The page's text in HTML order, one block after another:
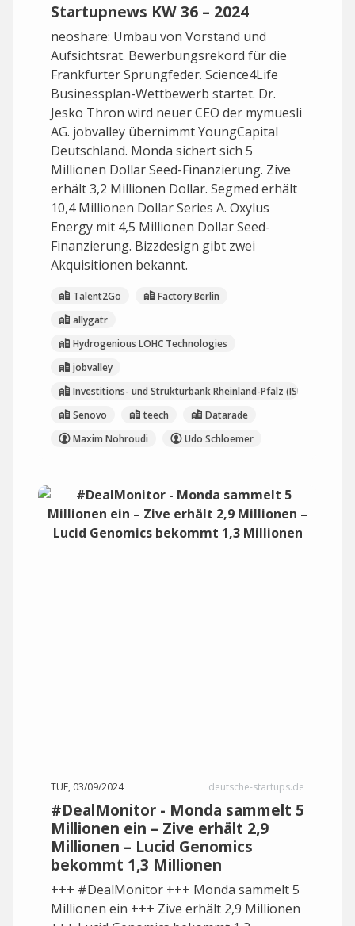
Startupnews KW 36 – 2024
neoshare: Umbau von Vorstand und
Aufsichtsrat. Bewerbungsrekord für die
Frankfurter Sprungfeder. Science4Life
Businessplan-Wettbewerb startet. Dr.
Jesko Thron wird neuer CEO der mymuesli
AG. jobvalley übernimmt YoungCapital
Deutschland. Monda sichert sich 5
Millionen Dollar Seed-Finanzierung. Zive
erhält 3,2 Millionen Dollar. Segmed erhält
10,4 Millionen Dollar Series A. Oxylus
Energy mit 4,5 Millionen Dollar Seed-
Finanzierung. Bizzdesign gibt zwei
Akquisitionen bekannt.
Talent2Go
Factory Berlin
allygatr
Hydrogenious LOHC Technologies
jobvalley
Investitions- und Strukturbank Rheinland-Pfalz (ISB)
Senovo
teech
Datarade
Maxim Nohroudi
Udo Schloemer
TUE, 03/09/2024 deutsche-startups.de
#DealMonitor - Monda sammelt 5
Millionen ein – Zive erhält 2,9
Millionen – Lucid Genomics
bekommt 1,3 Millionen
+++ #DealMonitor +++ Monda sammelt 5
Millionen ein +++ Zive erhält 2,9 Millionen